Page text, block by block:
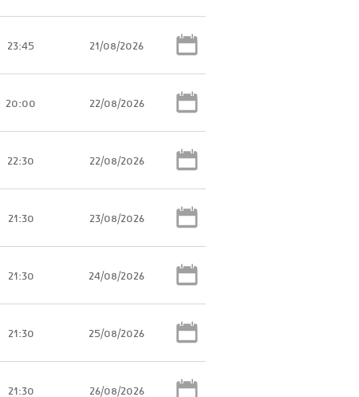
21/08/2026
23:45
22/08/2026
20:00
22/08/2026
22:30
23/08/2026
21:30
24/08/2026
21:30
25/08/2026
21:30
26/08/2026
21:30